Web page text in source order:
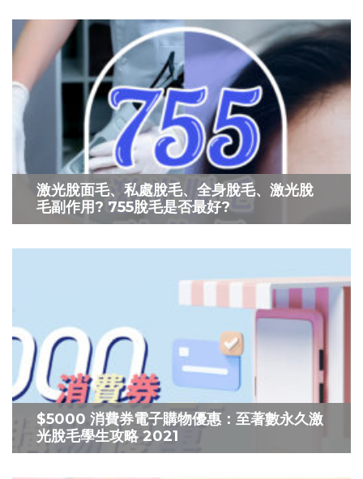
激光脫面毛、私處脫毛、全身脫毛、激光脫
毛副作用? 755脫毛是否最好?
$5000 消費券電子購物優惠：至著數永久激
光脫毛學生攻略 2021